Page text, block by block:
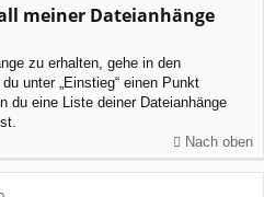
meiner Dateianhänge
zu erhalten, gehe in den
unter „Einstieg“ einen Punkt
du eine Liste deiner Dateianhänge
Nach oben